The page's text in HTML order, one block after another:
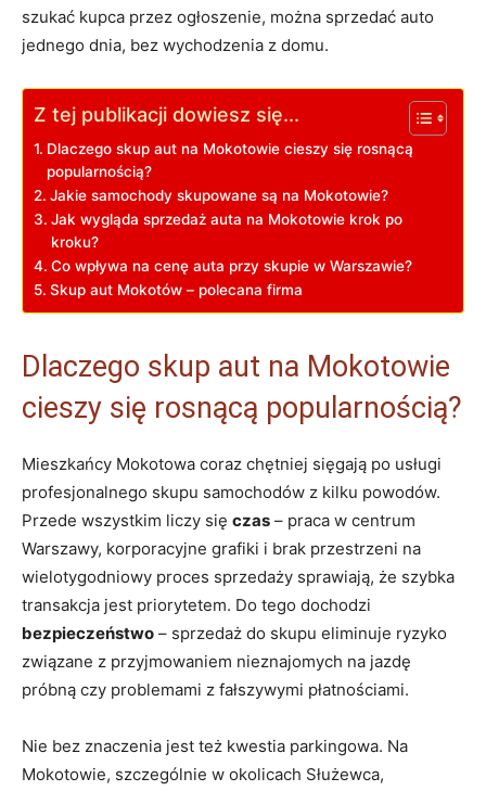
szukać kupca przez ogłoszenie, można sprzedać auto
jednego dnia, bez wychodzenia z domu.
Z tej publikacji dowiesz się...
Dlaczego skup aut na Mokotowie cieszy się rosnącą
popularnością?
Jakie samochody skupowane są na Mokotowie?
Jak wygląda sprzedaż auta na Mokotowie krok po
kroku?
Co wpływa na cenę auta przy skupie w Warszawie?
Skup aut Mokotów – polecana firma
Dlaczego skup aut na Mokotowie
cieszy się rosnącą popularnością?
Mieszkańcy Mokotowa coraz chętniej sięgają po usługi
profesjonalnego skupu samochodów z kilku powodów.
Przede wszystkim liczy się czas – praca w centrum
Warszawy, korporacyjne grafiki i brak przestrzeni na
wielotygodniowy proces sprzedaży sprawiają, że szybka
transakcja jest priorytetem. Do tego dochodzi
bezpieczeństwo – sprzedaż do skupu eliminuje ryzyko
związane z przyjmowaniem nieznajomych na jazdę
próbną czy problemami z fałszywymi płatnościami.
Nie bez znaczenia jest też kwestia parkingowa. Na
Mokotowie, szczególnie w okolicach Służewca,